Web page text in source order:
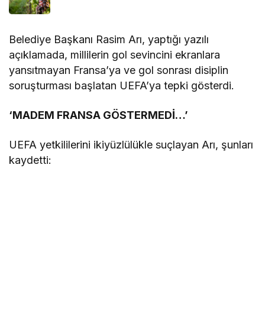
Belediye Başkanı Rasim Arı, yaptığı yazılı
açıklamada, millilerin gol sevincini ekranlara
yansıtmayan Fransa’ya ve gol sonrası disiplin
soruşturması başlatan UEFA’ya tepki gösterdi.
‘MADEM FRANSA GÖSTERMEDİ…’
UEFA yetkililerini ikiyüzlülükle suçlayan Arı, şunları
kaydetti: